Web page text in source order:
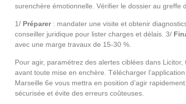
surenchère émotionnelle. Vérifier le dossier au greffe
1/ Préparer: mandater une visite et obtenir
conseiller juridique pour lister charges et délais. 3/
avec une marge travaux de 15‑30 %.
Pour agir, paramétrez des alertes ciblées dans
avant toute mise en enchère. Télécharger
Marseille 6e vous mettra en position d’agir
sécurisée et évite des erreurs coûteuses.